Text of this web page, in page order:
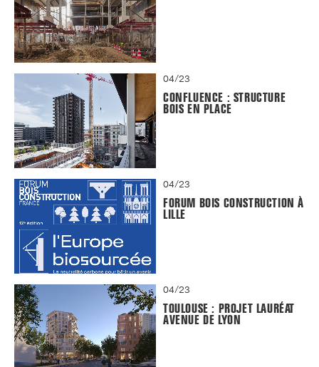
04/23
CONFLUENCE : STRUCTURE
BOIS EN PLACE
04/23
FORUM BOIS CONSTRUCTION À
LILLE
04/23
TOULOUSE : PROJET LAURÉAT
AVENUE DE LYON